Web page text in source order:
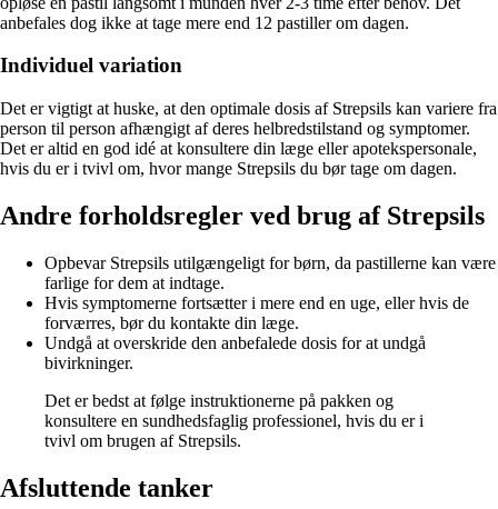
anbefales dog ikke at tage mere end 12 pastiller om dagen.
Individuel variation
Det er vigtigt at huske, at den optimale dosis af Strepsils kan variere fra
person til person afhængigt af deres helbredstilstand og symptomer.
Det er altid en god idé at konsultere din læge eller apotekspersonale,
hvis du er i tvivl om, hvor mange Strepsils du bør tage om dagen.
Andre forholdsregler ved brug af Strepsils
Opbevar Strepsils utilgængeligt for børn, da pastillerne kan være
farlige for dem at indtage.
Hvis symptomerne fortsætter i mere end en uge, eller hvis de
forværres, bør du kontakte din læge.
Undgå at overskride den anbefalede dosis for at undgå
bivirkninger.
Det er bedst at følge instruktionerne på pakken og
konsultere en sundhedsfaglig professionel, hvis du er i
tvivl om brugen af Strepsils.
Afsluttende tanker